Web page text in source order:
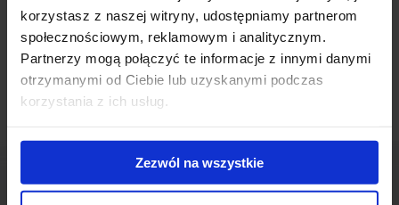
korzystasz z naszej witryny, udostępniamy partnerom
społecznościowym, reklamowym i analitycznym.
Partnerzy mogą połączyć te informacje z innymi danymi
otrzymanymi od Ciebie lub uzyskanymi podczas
korzystania z ich usług.
Zezwól na wszystkie
oknom. Znajduje się w lokalizacji umożliwiającej świetną
komunikację zarówno samochodem jak i komunikacją miejską.